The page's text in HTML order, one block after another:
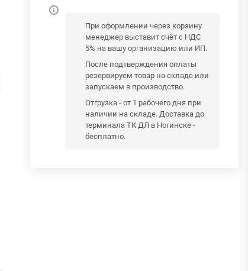
При оформлении через корзину
менеджер выставит счёт с НДС
5% на вашу организацию или ИП.
После подтверждения оплаты
резервируем товар на складе или
запускаем в производство.
Отгрузка - от 1 рабочего дня при
наличии на складе. Доставка до
терминала ТК ДЛ в Ногинске -
бесплатно.